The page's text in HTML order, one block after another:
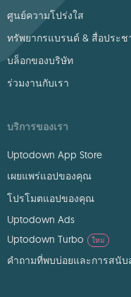
ศูนย์ความโปร่งใส
ทรัพยากรแบรนด์ & สื่อประ
บล็อกของบริษัท
ร่วมงานกับเรา
บริการของเรา
Uptodown App Store
เผยแพร่แอปของคุณ
โปรโมตแอปของคุณ
Uptodown Ads
Uptodown Turbo
ใหม่
คำถามที่พบบ่อยและการสนั